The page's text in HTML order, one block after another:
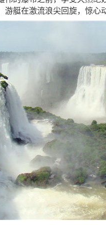
游艇在激流浪尖回旋，惊心